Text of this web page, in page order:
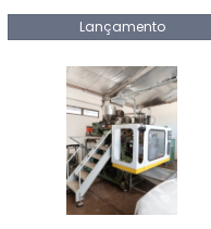
Lançamento